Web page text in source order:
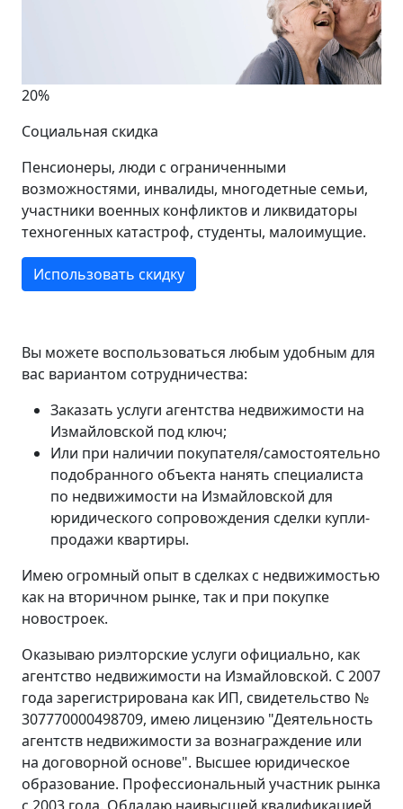
20%
Социальная скидка
Пенсионеры, люди с ограниченными
возможностями, инвалиды, многодетные семьи,
участники военных конфликтов и ликвидаторы
техногенных катастроф, студенты, малоимущие.
Использовать скидку
Вы можете воспользоваться любым удобным для
вас вариантом сотрудничества:
Заказать услуги агентства недвижимости на
Измайловской под ключ;
Или при наличии покупателя/самостоятельно
подобранного объекта нанять специалиста
по недвижимости на Измайловской для
юридического сопровождения сделки купли-
продажи квартиры.
Имею огромный опыт в сделках с недвижимостью
как на вторичном рынке, так и при покупке
новостроек.
Оказываю риэлторские услуги официально, как
агентство недвижимости на Измайловской. С 2007
года зарегистрирована как ИП, свидетельство №
307770000498709, имею лицензию "Деятельность
агентств недвижимости за вознаграждение или
на договорной основе". Высшее юридическое
образование. Профессиональный участник рынка